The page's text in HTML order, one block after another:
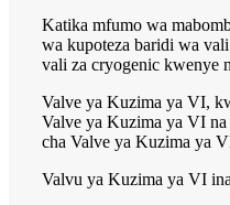
Katika mfumo wa
wa kupoteza baridi wa
vali za cryogenic kwenye
Valve ya Kuzima ya VI,
Valve ya Kuzima ya VI na
cha Valve ya Kuzima ya
Valvu ya Kuzima ya VI